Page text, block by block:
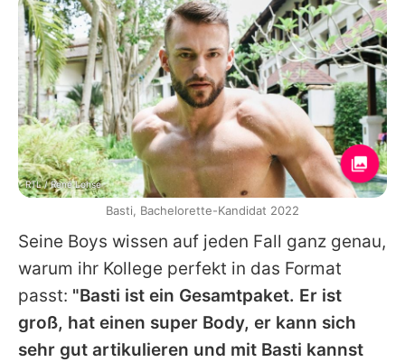
Seine Boys wissen auf jeden Fall ganz genau,
warum ihr Kollege perfekt in das Format
passt: "Basti ist ein Gesamtpaket. Er ist
groß, hat einen super Body, er kann sich
sehr gut artikulieren und mit Basti kannst
RTL / René Lohse
Basti, Bachelorette-Kandidat 2022